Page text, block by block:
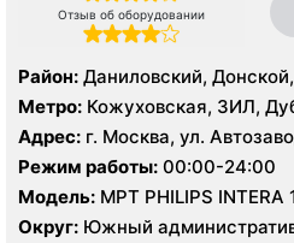
Отзыв об оборудовании
Район: Даниловский,
Нагатино-Садовники,
Метро: Кожуховская, ЗИЛ,
Нагатинская, Технопарк,
Адрес: г. Москва, ул.
Режим работы: 00:00-24:00
Модель: МРТ PHILIPS
LIGHT SPEED 64 среза
Округ: Южный